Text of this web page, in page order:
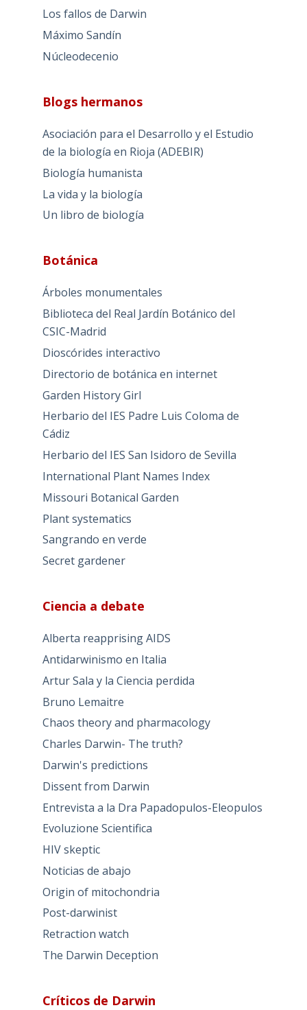
Los fallos de Darwin
Máximo Sandín
Núcleodecenio
Blogs hermanos
Asociación para el Desarrollo y el Estudio
de la biología en Rioja (ADEBIR)
Biología humanista
La vida y la biología
Un libro de biología
Botánica
Árboles monumentales
Biblioteca del Real Jardín Botánico del
CSIC-Madrid
Dioscórides interactivo
Directorio de botánica en internet
Garden History Girl
Herbario del IES Padre Luis Coloma de
Cádiz
Herbario del IES San Isidoro de Sevilla
International Plant Names Index
Missouri Botanical Garden
Plant systematics
Sangrando en verde
Secret gardener
Ciencia a debate
Alberta reapprising AIDS
Antidarwinismo en Italia
Artur Sala y la Ciencia perdida
Bruno Lemaitre
Chaos theory and pharmacology
Charles Darwin- The truth?
Darwin's predictions
Dissent from Darwin
Entrevista a la Dra Papadopulos-Eleopulos
Evoluzione Scientifica
HIV skeptic
Noticias de abajo
Origin of mitochondria
Post-darwinist
Retraction watch
The Darwin Deception
Críticos de Darwin